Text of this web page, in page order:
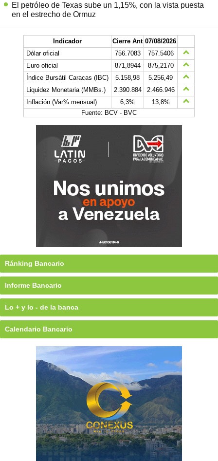
El petróleo de Texas sube un 1,15%, con la vista puesta
en el estrecho de Ormuz
Indicador Cierre Ant 07/08/2026
Dólar oficial
756.7083
757.5406
Euro oficial
871,8944
875,2170
Índice Bursátil Caracas (IBC)
5.158,98
5.256,49
Liquidez Monetaria (MMBs.)
2.390.884
2.466.946
Inflación (Var% mensual)
6,3%
13,8%
Fuente: BCV - BVC
Ránking Bancario
Informe Bancario
Lo + y lo - de la banca
Calendario Bancario